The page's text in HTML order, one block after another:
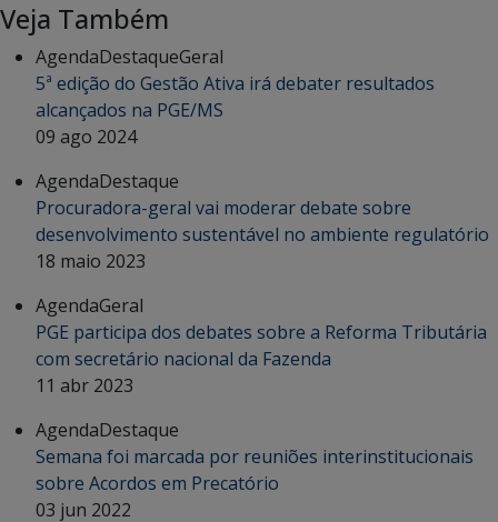
Veja Também
AgendaDestaqueGeral
5ª edição do Gestão Ativa irá debater resultados
alcançados na PGE/MS
09 ago 2024
AgendaDestaque
Procuradora-geral vai moderar debate sobre
desenvolvimento sustentável no ambiente regulatório
18 maio 2023
AgendaGeral
PGE participa dos debates sobre a Reforma Tributária
com secretário nacional da Fazenda
11 abr 2023
AgendaDestaque
Semana foi marcada por reuniões interinstitucionais
sobre Acordos em Precatório
03 jun 2022